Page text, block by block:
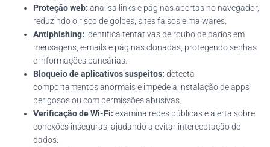
Proteção web: analisa links e páginas abertas no navegador,
reduzindo o risco de golpes, sites falsos e malwares.
Antiphishing: identifica tentativas de roubo de dados em
mensagens, e-mails e páginas clonadas, protegendo senhas
e informações bancárias.
Bloqueio de aplicativos suspeitos: detecta
comportamentos anormais e impede a instalação de apps
perigosos ou com permissões abusivas.
Verificação de Wi-Fi: examina redes públicas e alerta sobre
conexões inseguras, ajudando a evitar interceptação de
dados.